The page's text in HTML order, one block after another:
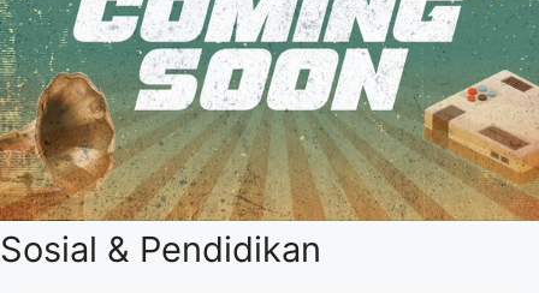
Sosial & Pendidikan